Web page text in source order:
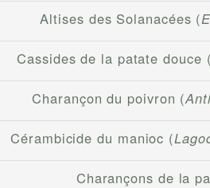
Altises des Solanacées (
Cassides de la patate douce
Charançon du poivron (
Cérambicide du manioc (
Charançons de la